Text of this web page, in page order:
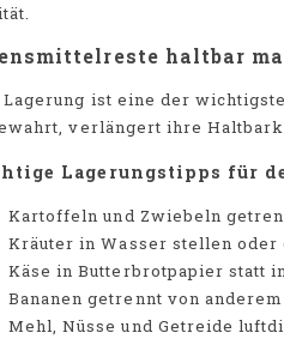
haltbar
Lagerung ist eine der
verlängert ihre
Lagerungstipps für
Kartoffeln und Zwiebeln
Kräuter in Wasser stellen
Käse in Butterbrotpapier statt
Bananen getrennt von
Mehl, Nüsse und Getreide